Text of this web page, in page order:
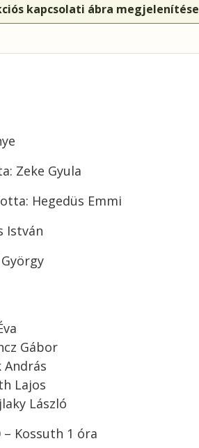
kapcsolati ábra megjelenítése
Zeke Gyula
Hegedüs Emmi
István
Gábor
András
Lajos
László
– Kossuth 1 óra